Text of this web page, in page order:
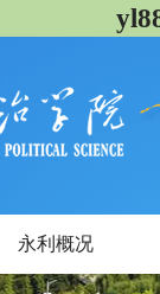
永利概况